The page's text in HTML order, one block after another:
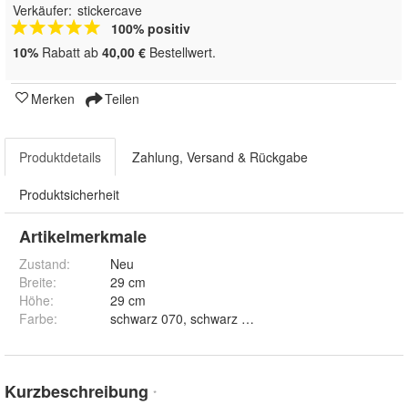
Verkäufer: stickercave
100% positiv
10% Rabatt ab 40,00 € Bestellwert.
Merken Teilen
Produktdetails Zahlung, Versand & Rückgabe
Produktsicherheit
Artikelmerkmale
Zustand:
Neu
Breite:
29 cm
Höhe:
29 cm
Farbe: schwarz 070, schwarz matt 070M, weiss 010,
Kurzbeschreibung *